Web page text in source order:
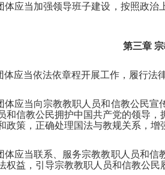
体应当加强领导班子建设，按照政
第三章
体应当依法依章程开展工作，履行法
体应当向宗教教职人员和信教公民
和信教公民拥护中国共产党的领导
政策，正确处理国法与教规关系，
体应当联系、服务宗教教职人员和
权益，引导宗教教职人员和信教公民